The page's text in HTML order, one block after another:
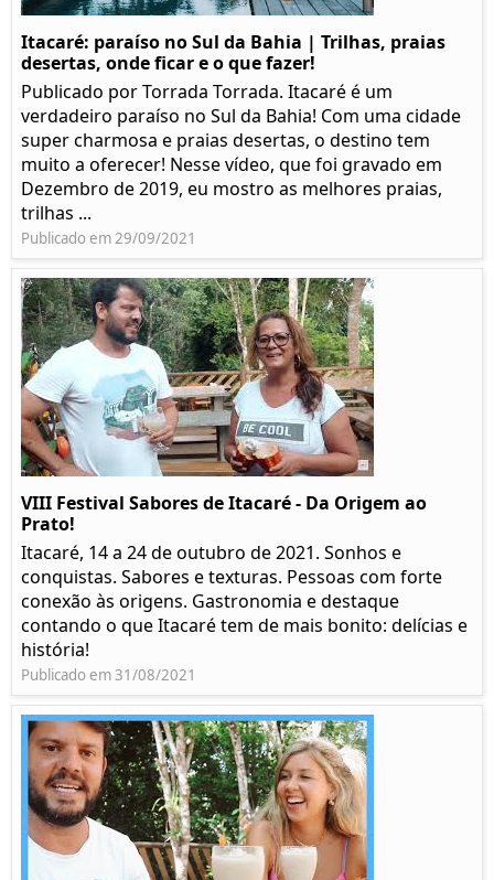
Itacaré: paraíso no Sul da Bahia | Trilhas, praias
desertas, onde ficar e o que fazer!
Publicado por Torrada Torrada. Itacaré é um
verdadeiro paraíso no Sul da Bahia! Com uma cidade
super charmosa e praias desertas, o destino tem
muito a oferecer! Nesse vídeo, que foi gravado em
Dezembro de 2019, eu mostro as melhores praias,
trilhas ...
Publicado em 29/09/2021
VIII Festival Sabores de Itacaré - Da Origem ao
Prato!
Itacaré, 14 a 24 de outubro de 2021. Sonhos e
conquistas. Sabores e texturas. Pessoas com forte
conexão às origens. Gastronomia e destaque
contando o que Itacaré tem de mais bonito: delícias e
história!
Publicado em 31/08/2021